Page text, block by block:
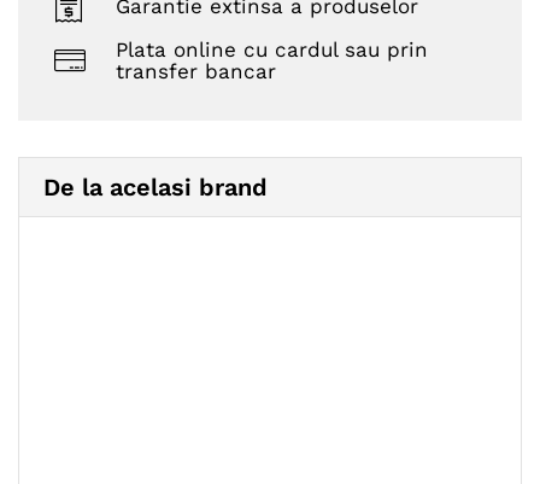
Garantie extinsa a produselor
Plata online cu cardul sau prin
transfer bancar
De la acelasi brand